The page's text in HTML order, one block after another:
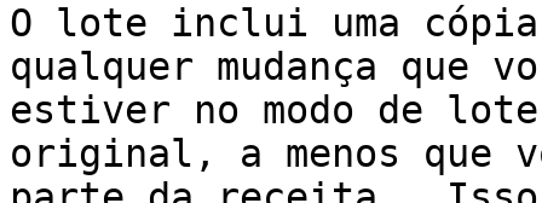
O lote inclui uma
qualquer mudança que
estiver no modo de
original, a menos que